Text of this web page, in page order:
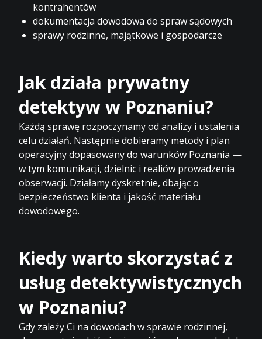
kontrahentów
dokumentacja dowodowa do spraw sądowych
sprawy rodzinne, majątkowe i gospodarcze
Jak działa prywatny
detektyw w Poznaniu?
Każdą sprawę rozpoczynamy od analizy i ustalenia
celu działań. Następnie dobieramy metody i plan
operacyjny dopasowany do warunków Poznania —
w tym komunikacji, dzielnic i realiów prowadzenia
obserwacji. Działamy dyskretnie, dbając o
bezpieczeństwo klienta i jakość materiału
dowodowego.
Kiedy warto skorzystać z
usług detektywistycznych
w Poznaniu?
Gdy zależy Ci na dowodach w sprawie rodzinnej,